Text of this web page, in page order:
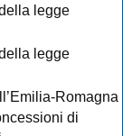
legge
legge
Romagna
di